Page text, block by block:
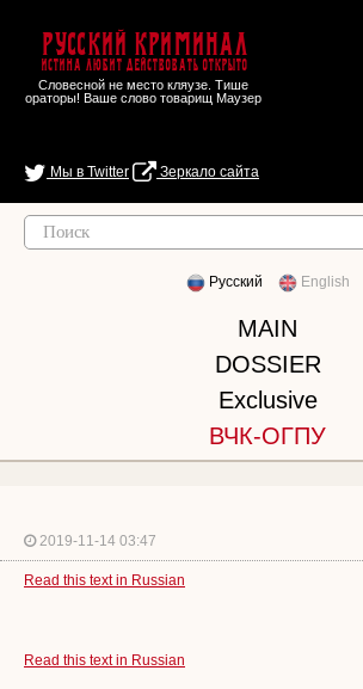
Русский Криминал
Истина любит действовать открыто
Словесной не место кляузе. Тише
ораторы! Ваше слово товарищ Маузер
Мы в Twitter Зеркало сайта
Русский English
MAIN
DOSSIER
Exclusive
ВЧК-ОГПУ
2019-11-14 03:47
Read this text in Russian
Read this text in Russian